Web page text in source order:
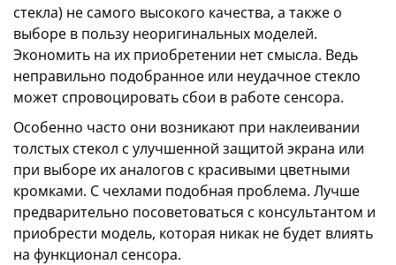
стекла) не самого высокого качества, а также о
выборе в пользу неоригинальных моделей.
Экономить на их приобретении нет смысла. Ведь
неправильно подобранное или неудачное стекло
может спровоцировать сбои в работе сенсора.
Особенно часто они возникают при наклеивании
толстых стекол с улучшенной защитой экрана или
при выборе их аналогов с красивыми цветными
кромками. С чехлами подобная проблема. Лучше
предварительно посоветоваться с консультантом и
приобрести модель, которая никак не будет влиять
на функционал сенсора.